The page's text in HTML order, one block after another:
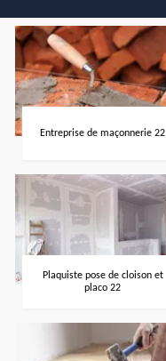
Entreprise de maçonnerie 22
Plaquiste pose de cloison et
placo 22